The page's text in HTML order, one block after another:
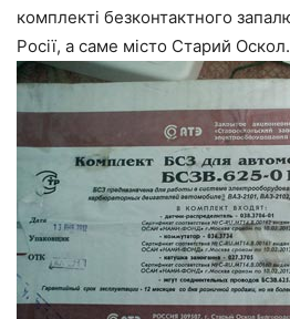
комплекті безконтактного
Росії, а саме місто Старий Оскол.